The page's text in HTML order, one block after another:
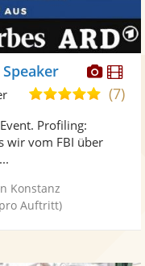
4,9(7)
Profiling:
wir vom FBI über
Konstanz
Auftritt)